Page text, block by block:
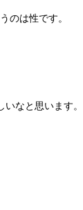
のは性です。
なと思います。